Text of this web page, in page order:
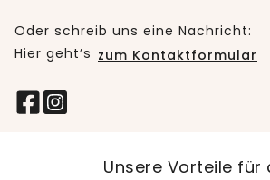
Oder schreib uns eine Nachricht:
Hier geht’s zum Kontaktformular
Unsere Vorteile für